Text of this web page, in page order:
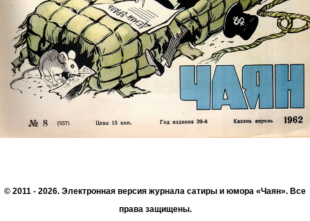
© 2011 - 2026. Электронная версия журнала сатиры и юмора «Чаян». Все
права защищены.